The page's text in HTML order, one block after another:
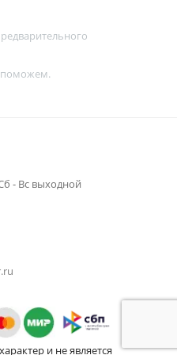
поможем.
- Вс выходной
и не является